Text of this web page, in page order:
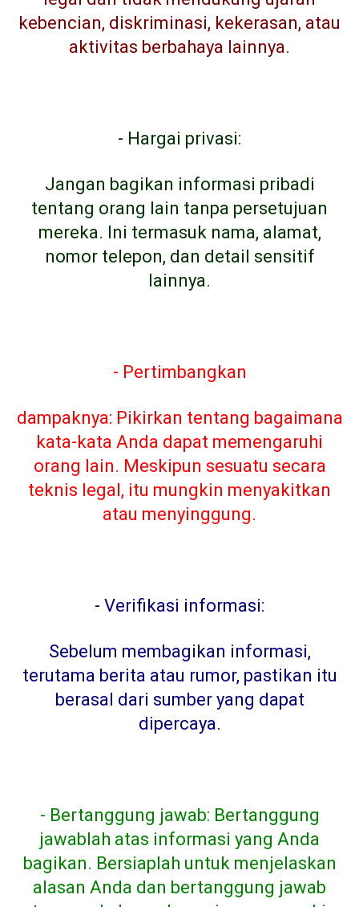
kebencian, diskriminasi, kekerasan, atau
aktivitas berbahaya lainnya.
- Hargai privasi:
Jangan bagikan informasi pribadi
tentang orang lain tanpa persetujuan
mereka. Ini termasuk nama, alamat,
nomor telepon, dan detail sensitif
lainnya.
- Pertimbangkan
dampaknya: Pikirkan tentang bagaimana
kata-kata Anda dapat memengaruhi
orang lain. Meskipun sesuatu secara
teknis legal, itu mungkin menyakitkan
atau menyinggung.
- Verifikasi informasi:
Sebelum membagikan informasi,
terutama berita atau rumor, pastikan itu
berasal dari sumber yang dapat
dipercaya.
- Bertanggung jawab: Bertanggung
jawablah atas informasi yang Anda
bagikan. Bersiaplah untuk menjelaskan
alasan Anda dan bertanggung jawab